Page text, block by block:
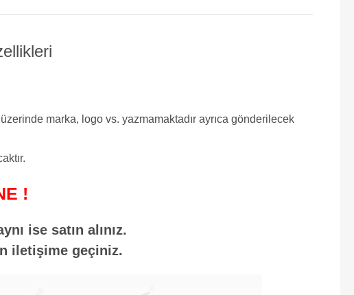
marka, logo vs. yazmamaktadır ayrıca gönderilecek
!
ise satın alınız.
iletişime geçiniz.